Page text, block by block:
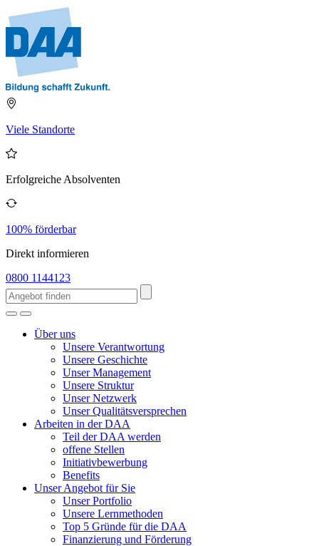
Viele Standorte
Erfolgreiche Absolventen
100% förderbar
Direkt informieren
0800 1144123
Über uns
Unsere Verantwortung
Unsere Geschichte
Unser Management
Unsere Struktur
Unser Netzwerk
Unser Qualitätsversprechen
Arbeiten in der DAA
Teil der DAA werden
offene Stellen
Initiativbewerbung
Benefits
Unser Angebot für Sie
Unser Portfolio
Unsere Lernmethoden
Top 5 Gründe für die DAA
Finanzierung und Förderung